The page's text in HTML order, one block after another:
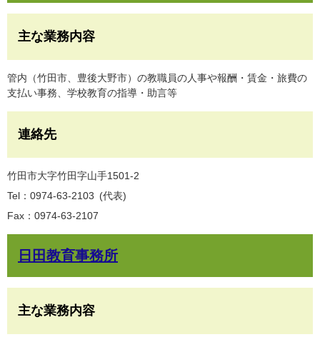
主な業務内容
管内（竹田市、豊後大野市）の教職員の人事や報酬・賃金・旅費の
支払い事務、学校教育の指導・助言等
連絡先
竹田市大字竹田字山手1501-2
Tel：0974-63-2103
代表
Fax：0974-63-2107
日田教育事務所
主な業務内容